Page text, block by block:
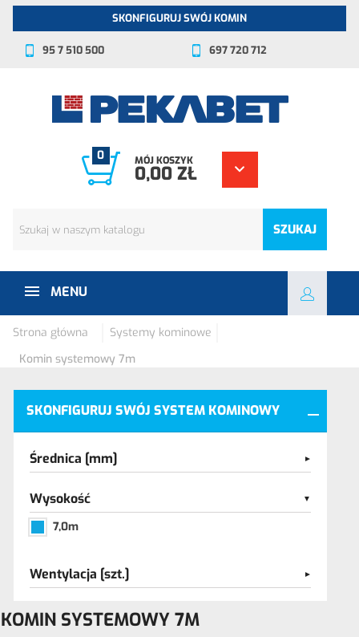
SKONFIGURUJ SWÓJ KOMIN
95 7 510 500 697 720 712
SZUKAJ
0 MÓJ KOSZYK
0,00 ZŁ
MENU
Strona główna
Systemy kominowe
Komin systemowy 7m
SKONFIGURUJ SWÓJ SYSTEM KOMINOWY
Średnica [mm]
Wysokość
7,0m
Wentylacja [szt.]
KOMIN SYSTEMOWY 7M